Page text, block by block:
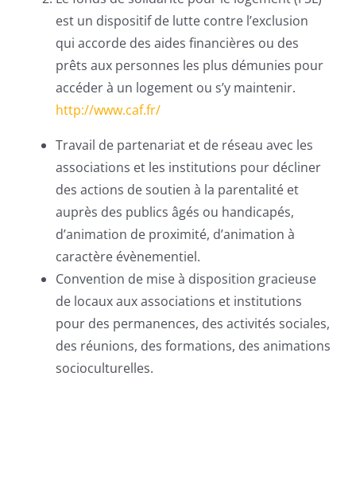
est un dispositif de lutte contre l’exclusion
qui accorde des aides financières ou des
prêts aux personnes les plus démunies pour
accéder à un logement ou s’y maintenir.
http://www.caf.fr/
Travail de partenariat et de réseau avec les
associations et les institutions pour décliner
des actions de soutien à la parentalité et
auprès des publics âgés ou handicapés,
d’animation de proximité, d’animation à
caractère évènementiel.
Convention de mise à disposition gracieuse
de locaux aux associations et institutions
pour des permanences, des activités sociales,
des réunions, des formations, des animations
socioculturelles.